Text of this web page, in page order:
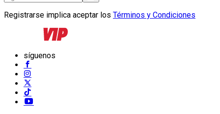
Registrarse implica aceptar los Términos y Condiciones
síguenos